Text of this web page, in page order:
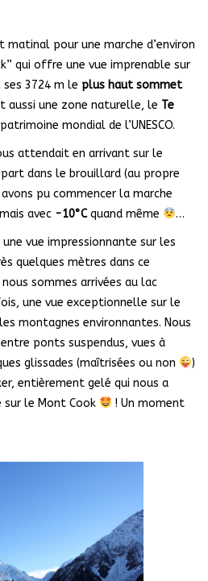
matinal pour une marche d’environ
qui offre une vue imprenable sur
3724 m le plus haut sommet
aussi une zone naturelle, le Te
mondial de l’UNESCO.
attendait en arrivant sur le
dans le brouillard (au propre
pu commencer la marche
avec -10°Cquand même …
vue impressionnante sur les
quelques mètres dans ce
sommes arrivées au lac
une vue exceptionnelle sur le
montagnes environnantes. Nous
ponts suspendus, vues à
glissades (maîtrisées ou non
)
entièrement gelé qui nous a
le Mont Cook
! Un moment